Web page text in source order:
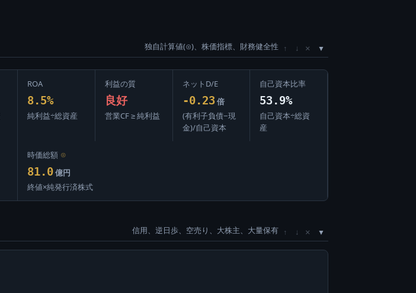
独自計算値(⊙)、株価指標、財務健全性 ↑ ↓ ×
ROA
8.5%
純利益÷総資産
利益の質
良好
営業CF ≥ 純利益
ネットD/E
-0.23 倍
(有利子負債−現
金)/自己資本
自己資本比率
53.9%
自己資本÷総資
産
時価総額 ⊙
81.0 億円
終値×純発行済株式
信用、逆日歩、空売り、大株主、大量保有 ↑ ↓ ×